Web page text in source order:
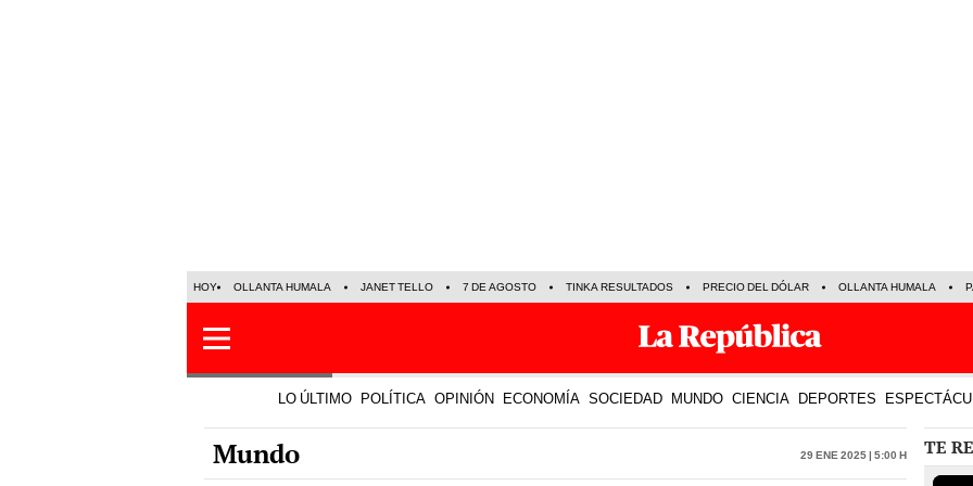
HOY OLLANTA HUMALA JANET TELLO 7 DE AGOSTO TINKA RESULTADOS PRECIO DEL DÓLAR OLLANTA HUMALA
LO ÚLTIMO POLÍTICA OPINIÓN ECONOMÍA SOCIEDAD MUNDO CIENCIA DEPORTES
Mundo 29 Ene 2025 | 5:00 h TE